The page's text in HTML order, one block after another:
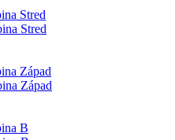
Stred
Stred
Západ
Západ
B